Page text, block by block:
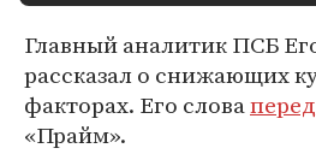
Главный аналитик ПСБ
рассказал о снижающих
факторах. Его слова
«Прайм».